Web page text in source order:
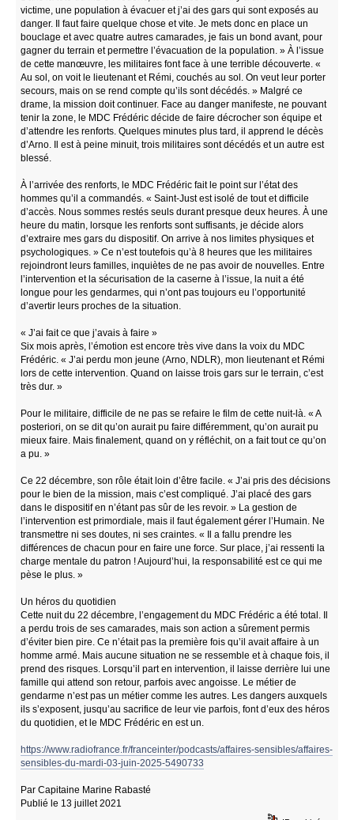
victime, une population à évacuer et j’ai des gars qui sont exposés au
danger. Il faut faire quelque chose et vite. Je mets donc en place un
bouclage et avec quatre autres camarades, je fais un bond avant, pour
gagner du terrain et permettre l’évacuation de la population. » À l’issue
de cette manœuvre, les militaires font face à une terrible découverte. «
Au sol, on voit le lieutenant et Rémi, couchés au sol. On veut leur porter
secours, mais on se rend compte qu’ils sont décédés. » Malgré ce
drame, la mission doit continuer. Face au danger manifeste, ne pouvant
tenir la zone, le MDC Frédéric décide de faire décrocher son équipe et
d’attendre les renforts. Quelques minutes plus tard, il apprend le décès
d’Arno. Il est à peine minuit, trois militaires sont décédés et un autre est
blessé.
À l’arrivée des renforts, le MDC Frédéric fait le point sur l’état des
hommes qu’il a commandés. « Saint-Just est isolé de tout et difficile
d’accès. Nous sommes restés seuls durant presque deux heures. À une
heure du matin, lorsque les renforts sont suffisants, je décide alors
d’extraire mes gars du dispositif. On arrive à nos limites physiques et
psychologiques. » Ce n’est toutefois qu’à 8 heures que les militaires
rejoindront leurs familles, inquiètes de ne pas avoir de nouvelles. Entre
l’intervention et la sécurisation de la caserne à l’issue, la nuit a été
longue pour les gendarmes, qui n’ont pas toujours eu l’opportunité
d’avertir leurs proches de la situation.
« J’ai fait ce que j’avais à faire »
Six mois après, l’émotion est encore très vive dans la voix du MDC
Frédéric. « J’ai perdu mon jeune (Arno, NDLR), mon lieutenant et Rémi
lors de cette intervention. Quand on laisse trois gars sur le terrain, c’est
très dur. »
Pour le militaire, difficile de ne pas se refaire le film de cette nuit-là. « A
posteriori, on se dit qu’on aurait pu faire différemment, qu’on aurait pu
mieux faire. Mais finalement, quand on y réfléchit, on a fait tout ce qu’on
a pu. »
Ce 22 décembre, son rôle était loin d’être facile. « J’ai pris des décisions
pour le bien de la mission, mais c’est compliqué. J’ai placé des gars
dans le dispositif en n’étant pas sûr de les revoir. » La gestion de
l’intervention est primordiale, mais il faut également gérer l’Humain. Ne
transmettre ni ses doutes, ni ses craintes. « Il a fallu prendre les
différences de chacun pour en faire une force. Sur place, j’ai ressenti la
charge mentale du patron ! Aujourd’hui, la responsabilité est ce qui me
pèse le plus. »
Un héros du quotidien
Cette nuit du 22 décembre, l’engagement du MDC Frédéric a été total. Il
a perdu trois de ses camarades, mais son action a sûrement permis
d’éviter bien pire. Ce n’était pas la première fois qu’il avait affaire à un
homme armé. Mais aucune situation ne se ressemble et à chaque fois, il
prend des risques. Lorsqu’il part en intervention, il laisse derrière lui une
famille qui attend son retour, parfois avec angoisse. Le métier de
gendarme n’est pas un métier comme les autres. Les dangers auxquels
ils s’exposent, jusqu’au sacrifice de leur vie parfois, font d’eux des héros
du quotidien, et le MDC Frédéric en est un.
https://www.radiofrance.fr/franceinter/podcasts/affaires-sensibles/affaires-
sensibles-du-mardi-03-juin-2025-5490733
Par Capitaine Marine Rabasté
Publié le 13 juillet 2021